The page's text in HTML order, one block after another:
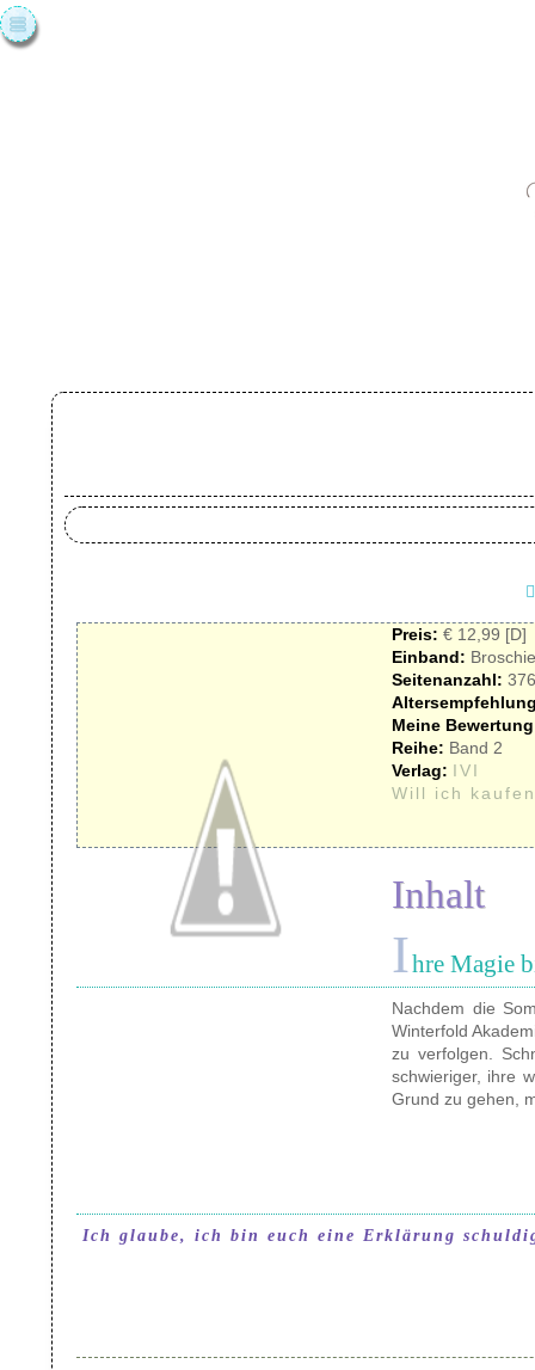
Preis: € 12,99 [D]
Einband:
Seitenanzahl: 376
Meine
Reihe: Band 2
Verlag: IVI
Will ich
Inhalt
Ihre Magie
Nachdem die
Winterfold
zu verfolgen.
schwieriger, ihre
Grund zu gehen,
Ich glaube, ich bin euch eine Erklärung